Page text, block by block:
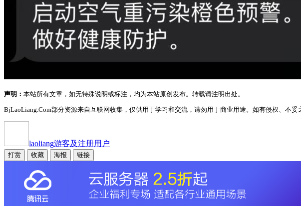
声明： 本站所有文章，如无特殊说明或标注，均为本站原创发布。转载请注明出处。
BjLaoLiang.Com部分资源来自互联网收集，仅供用于学习和交流，请勿用于商业用途。如有侵权、不
laoliang游客及注册用户
打赏 收藏 海报 链接